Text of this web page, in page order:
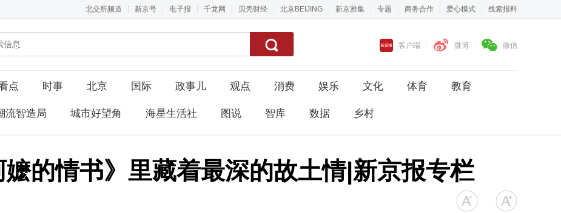
北交所频道 新京号 电子报 千龙网 贝壳财经 北京BEIJING 新京雅集 专题 商务合作 爱心模式 线索报料
客户端 微博 微信
点 时事 北京 国际 政事儿 观点 消费 娱乐 文化 体育 教育
流智造局 城市好望角 海星生活社 图说 智库 数据 乡村
的情书》里藏着最深的故土情|新京报专栏